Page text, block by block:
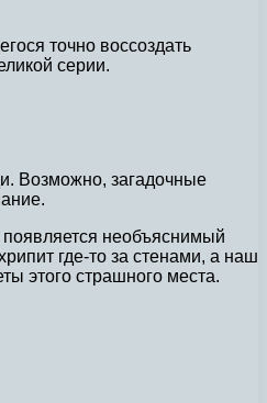
точно воссоздать
серии.
Возможно, загадочные
появляется необъяснимый
где-то за стенами, а наш
этого страшного места.